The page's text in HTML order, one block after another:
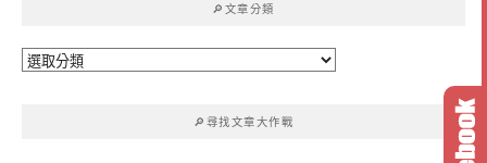
🔎文章分類
🔎
🔎尋找文章大作戰